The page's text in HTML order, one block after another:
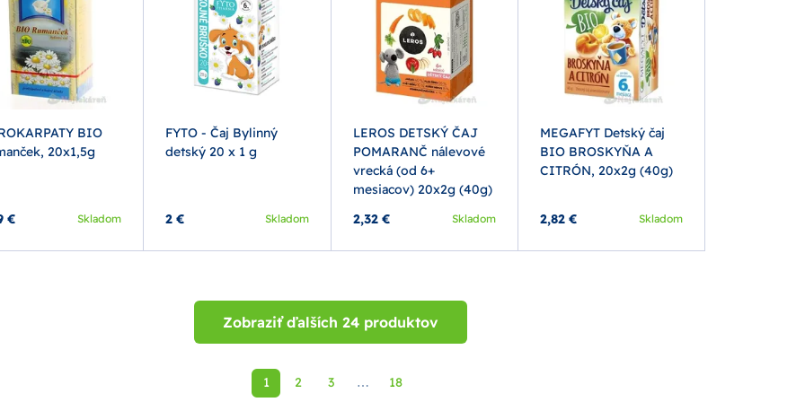
BIO
20x1,5g
€ Skladom
FYTO - Čaj Bylinný
detský 20 x 1 g
2 € Skladom
LEROS DETSKÝ ČAJ
POMARANČ nálevové
vrecká (od 6+
mesiacov) 20x2g (40g)
2,32 €
Skladom
MEGAFYT Detský čaj
BIO BROSKYŇA A
CITRÓN, 20x2g (40g)
2,82 € Skladom
Zobraziť ďalších 24 produktov
1 2 3 ⋯ 18